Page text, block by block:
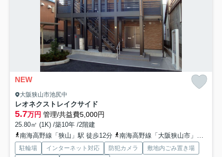
NEW
大阪狭山市池尻中
レオネクストレイクサイド
5.7万円 管理/共益費5,000円
25.80㎡ (1K) /築10年 /2階建
南海高野線「狭山」駅 徒歩12分
南海高野線「大阪狭山市」駅 徒歩18分
駐輪場 インターネット対応 防犯カメラ
敷地内ごみ置き場